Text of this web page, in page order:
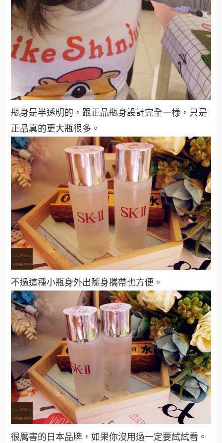
瓶身是半透明的，跟正品瓶身設計完全一樣，只是
正品真的更大瓶很多。
不過這種小瓶身外出隨身攜帶也方便。
很厲害的日本品牌，如果你沒用過一定要試試看。